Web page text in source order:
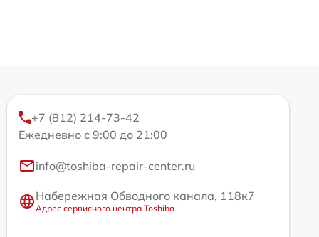
+7 (812) 214-73-42
Ежедневно с 9:00 до 21:00
info@toshiba-repair-center.ru
Набережная Обводного канала, 118к7
Адрес сервисного центра Toshiba